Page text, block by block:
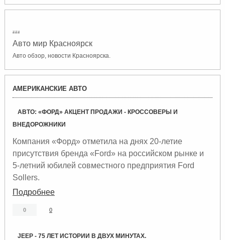
12 13 14
Авто мир Красноярск
Авто обзор, новости Красноярска.
S
АМЕРИКАНСКИЕ АВТО
АВТО: «ФОРД» АКЦЕНТ ПРОДАЖИ - КРОССОВЕРЫ И
ВНЕДОРОЖНИКИ
Компания «Форд» отметила на днях 20-летие
присутствия бренда «Ford» на российском рынке и
5-летний юбилей совместного предприятия Ford
Sollers.
Подробнее
0 0
JEEP - 75 ЛЕТ ИСТОРИИ В ДВУХ МИНУТАХ.